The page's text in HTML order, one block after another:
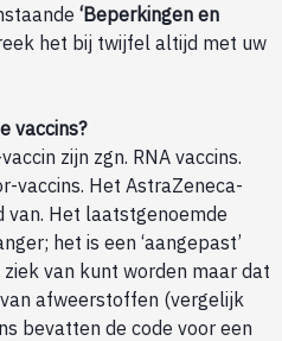
‘Beperkingen en
het bij twijfel altijd met uw
vaccins?
zijn zgn. RNA vaccins.
vaccins. Het AstraZeneca-
van. Het laatstgenoemde
het is een ‘aangepast’
van kunt worden maar dat
afweerstoffen (vergelijk
bevatten de code voor een